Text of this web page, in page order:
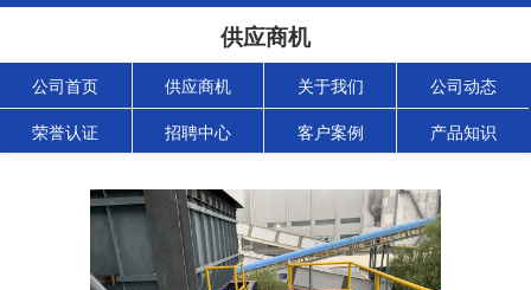
供应商机
公司首页 供应商机 关于我们 公司动态
荣誉认证 招聘中心 客户案例 产品知识